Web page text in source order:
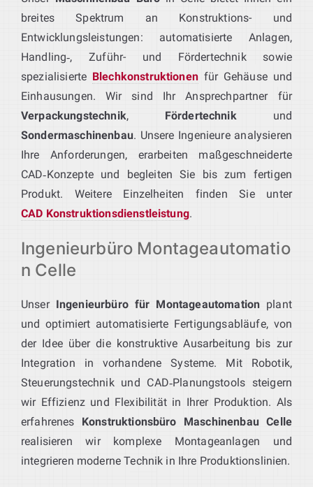
breites Spektrum an Konstruktions- und
Entwicklungsleistungen: automatisierte Anlagen,
Handling‑, Zuführ- und Fördertechnik sowie
spezialisierte Blechkonstruktionenfür Gehäuse und
Einhausungen. Wir sind Ihr Ansprechpartner für
Verpackungstechnik, Fördertechnikund
Sondermaschinenbau. Unsere Ingenieure analysieren
Ihre Anforderungen, erarbeiten maßgeschneiderte
CAD‑Konzepte und begleiten Sie bis zum fertigen
Produkt. Weitere Einzelheiten finden Sie unter
CAD Konstruktionsdienstleistung.
Ingenieurbüro Montageautomatio
n Celle
Unser Ingenieurbüro für Montageautomation plant
und optimiert automatisierte Fertigungsabläufe, von
der Idee über die konstruktive Ausarbeitung bis zur
Integration in vorhandene Systeme. Mit Robotik,
Steuerungstechnik und CAD‑Planungstools steigern
wir Effizienz und Flexibilität in Ihrer Produktion. Als
erfahrenes Konstruktionsbüro Maschinenbau Celle
realisieren wir komplexe Montageanlagen und
integrieren moderne Technik in Ihre Produktionslinien.